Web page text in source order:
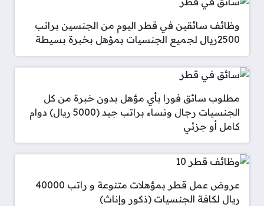
وظائف سائقين في قطر اليوم من الجنسين براتب
2500ريال لجميع الجنسيات بمؤهل بخبرة بسيطة
مطلوب سائق فورا بأي مؤهل بدون خبرة من كل
الجنسيات رجال ونساء براتب جيد (5000 ريال) دوام
كامل أو جزئي
عروض عمل قطر بمؤهلات متنوعة و راتب 40000
ريال لكافة الجنسيات (ذكور وإناث)